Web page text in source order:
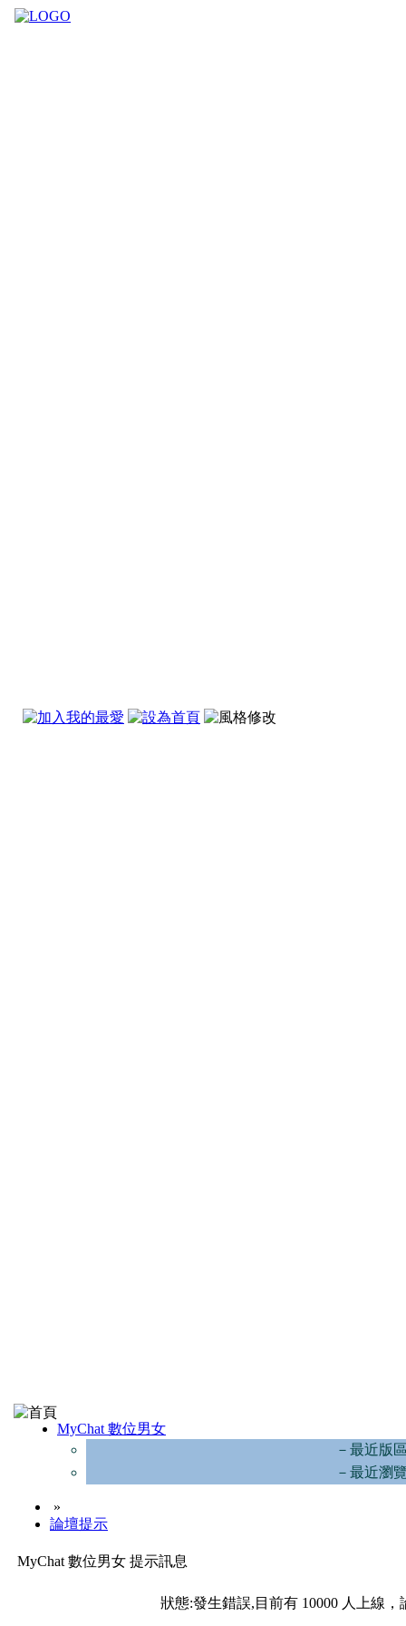
MyChat 數位男女
－最近版
－最近瀏
»
論壇提示
MyChat 數位男女 提示訊息
狀態:發生錯誤,目前有 10000 人上線